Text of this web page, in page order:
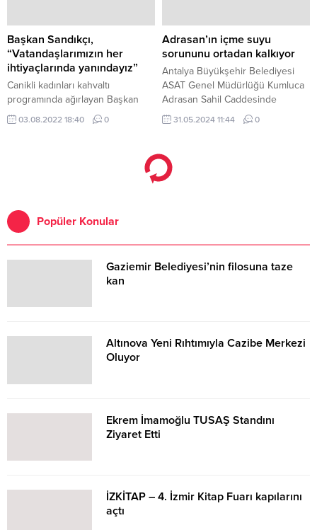
çalışan oyuncusundan teknik
ekibine kadar tüm tiyatro
emekçileriyle bir...
Başkan Sandıkçı,
“Vatandaşlarımızın her
ihtiyaçlarında yanındayız”
Canikli kadınları kahvaltı
programında ağırlayan Başkan
İbrahim Sandıkçı, talepleri dinledi.
03.08.2022 18:40 0
Adrasan’ın içme suyu
sorununu ortadan kalkıyor
Antalya Büyükşehir Belediyesi
ASAT Genel Müdürlüğü Kumluca
Adrasan Sahil Caddesinde
başlattığı içme suyu hattı
yenileme çalışmaları tamamlanma
31.05.2024 11:44 0
Popüler Konular
Gaziemir Belediyesi’nin filosuna taze
kan
Altınova Yeni Rıhtımıyla Cazibe Merkezi
Oluyor
Ekrem İmamoğlu TUSAŞ Standını
Ziyaret Etti
İZKİTAP – 4. İzmir Kitap Fuarı kapılarını
açtı